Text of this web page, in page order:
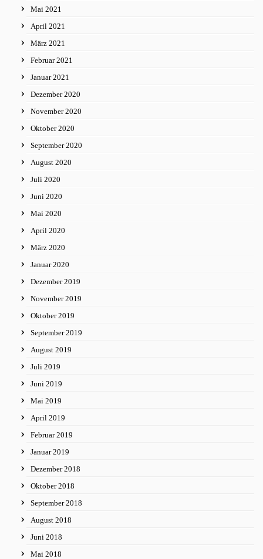
Mai 2021
April 2021
März 2021
Februar 2021
Januar 2021
Dezember 2020
November 2020
Oktober 2020
September 2020
August 2020
Juli 2020
Juni 2020
Mai 2020
April 2020
März 2020
Januar 2020
Dezember 2019
November 2019
Oktober 2019
September 2019
August 2019
Juli 2019
Juni 2019
Mai 2019
April 2019
Februar 2019
Januar 2019
Dezember 2018
Oktober 2018
September 2018
August 2018
Juni 2018
Mai 2018